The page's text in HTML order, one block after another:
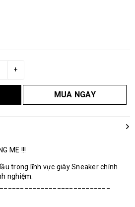
+
MUA NGAY
ME !!!
trong lĩnh vực giày Sneaker chính
nghiệm.